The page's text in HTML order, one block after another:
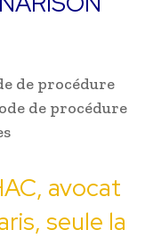
avocat
seule la